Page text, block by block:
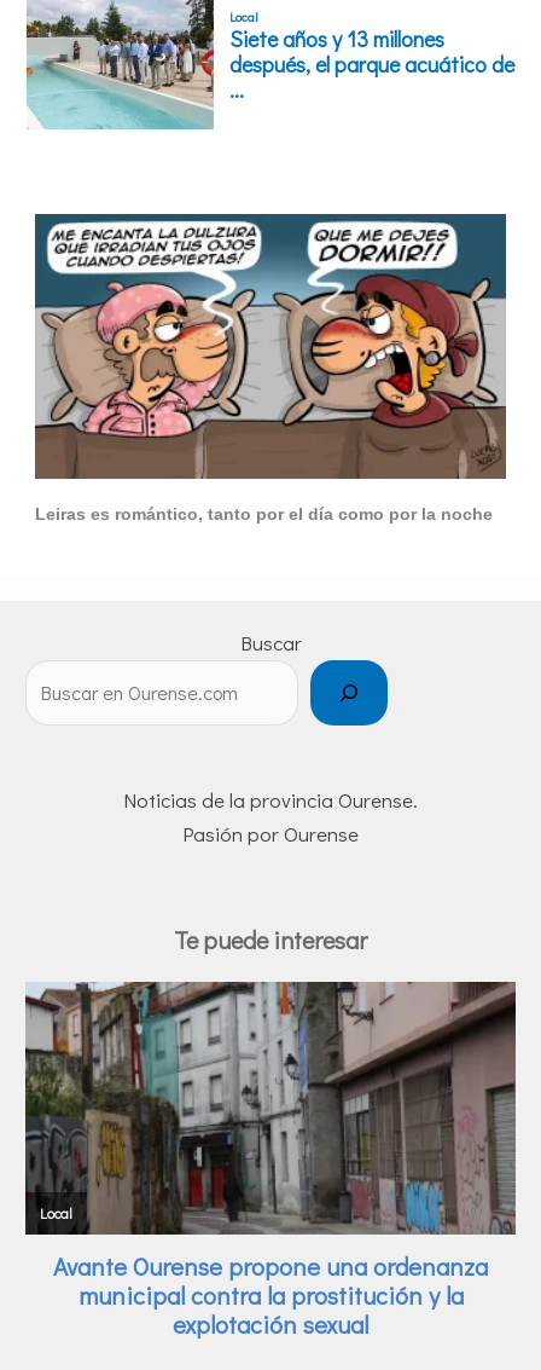
Leiras es romántico, tanto por el día como por la noche
Buscar
Noticias de la provincia Ourense.
Pasión por Ourense
Te puede interesar